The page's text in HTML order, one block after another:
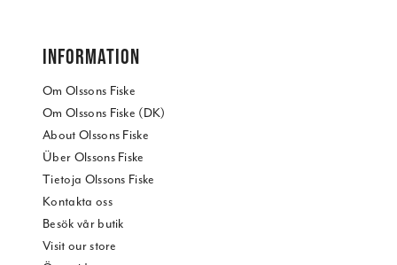
INFORMATION
Om Olssons Fiske
Om Olssons Fiske (DK)
About Olssons Fiske
Über Olssons Fiske
Tietoja Olssons Fiske
Kontakta oss
Besök vår butik
Visit our store